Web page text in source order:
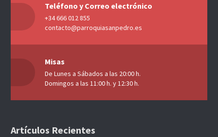
Teléfono y Correo electrónico
+34 666 012 855
contacto@parroquiasanpedro.es
Misas
De Lunes a Sábados a las 20:00 h.
Domingos a las 11:00 h. y 12:30 h.
Artículos Recientes